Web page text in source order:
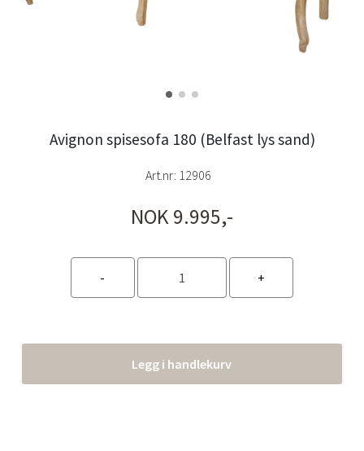
Avignon spisesofa 180 (Belfast lys sand)
Art.nr: 12906
NOK 9.995,-
Legg i handlekurv